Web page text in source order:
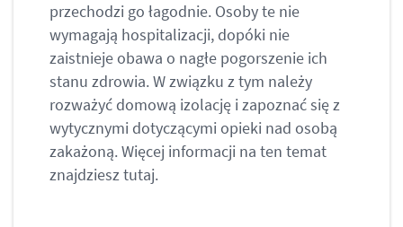
przechodzi go łagodnie. Osoby te nie
wymagają hospitalizacji, dopóki nie
zaistnieje obawa o nagłe pogorszenie ich
stanu zdrowia. W związku z tym należy
rozważyć domową izolację i zapoznać się z
wytycznymi dotyczącymi opieki nad osobą
zakażoną. Więcej informacji na ten temat
znajdziesz tutaj.